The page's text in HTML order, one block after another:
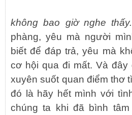
Để người
không bao giờ nghe
phàng, yêu mà người
biết để đáp trả, yêu mà
cơ hội qua đi mất. Và
xuyên suốt quan điểm thơ
đó là hãy hết mình với
chúng ta khi đã bình